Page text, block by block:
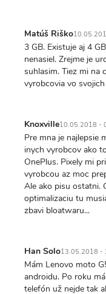
Matúš Riško
3 GB. Existuje aj 4
nenasiel. Zrejme je
suhlasim. Tiez mi na
vyrobcovia vo
Knoxville10.05.2018 -
Pre mna je najlepsie
inych vyrobcov ako
OnePlus. Pixely mi
vyrobcou az moc
Ale ako pisu ostatni.
optimalizaciu tu
zbavi bloatwaru...
Han Solo13.05.2018 -
Mám Lenovo moto
androidu. Po roku
telefón už nejde tak